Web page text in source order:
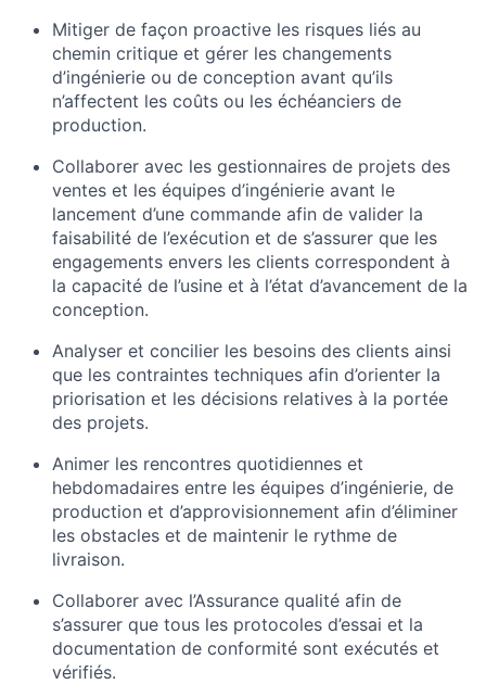
Mitiger de façon proactive les risques liés au
chemin critique et gérer les changements
d’ingénierie ou de conception avant qu’ils
n’affectent les coûts ou les échéanciers de
production.
Collaborer avec les gestionnaires de projets des
ventes et les équipes d’ingénierie avant le
lancement d’une commande afin de valider la
faisabilité de l’exécution et de s’assurer que les
engagements envers les clients correspondent à
la capacité de l’usine et à l’état d’avancement de la
conception.
Analyser et concilier les besoins des clients ainsi
que les contraintes techniques afin d’orienter la
priorisation et les décisions relatives à la portée
des projets.
Animer les rencontres quotidiennes et
hebdomadaires entre les équipes d’ingénierie, de
production et d’approvisionnement afin d’éliminer
les obstacles et de maintenir le rythme de
livraison.
Collaborer avec l’Assurance qualité afin de
s’assurer que tous les protocoles d’essai et la
documentation de conformité sont exécutés et
vérifiés.